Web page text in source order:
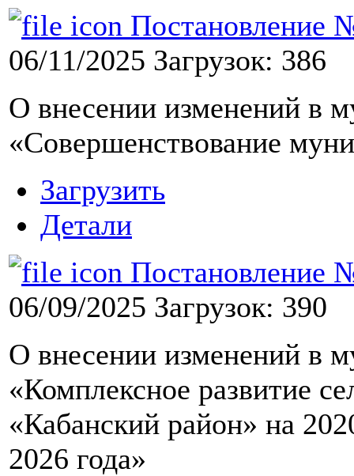
Постановление
06/11/2025 Загрузок: 386
О внесении изменений в
«Совершенствование
Загрузить
Детали
Постановление
06/09/2025 Загрузок: 390
О внесении изменений в
«Комплексное развитие
«Кабанский район» на
2026 года»